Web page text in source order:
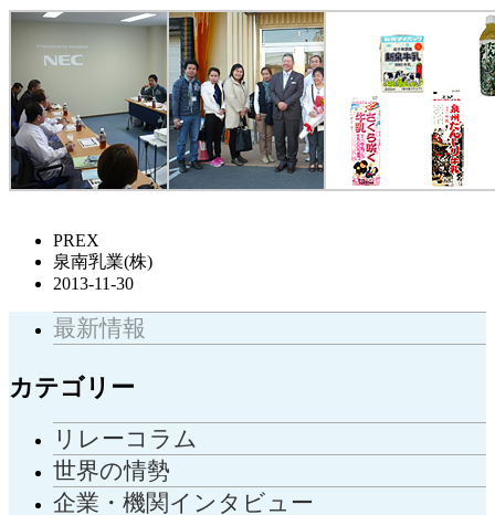
PREX
泉南乳業(株)
2013-11-30
最新情報
カテゴリー
リレーコラム
世界の情勢
企業・機関インタビュー